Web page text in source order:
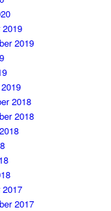
2019
2018
2018
2017